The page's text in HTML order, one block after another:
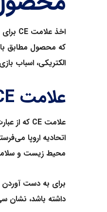
اخذ علامت CE
که محصول مطابق با
الکتریکی، اسباب
علامت
علامت CE که از
اتحادیه اروپا
محیط زیست و
برای به دست آوردن
داشته باشد، نشان